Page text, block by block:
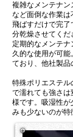
複雑なメンテナ
など面倒な作業は
飛ばすだけで完
分乾燥させてくだ
定期的なメンテ
久的な使用が可
ており、他社製品
特殊ポリエステ
で濡れても強さは
様です。吸湿性
みも少ないのが特